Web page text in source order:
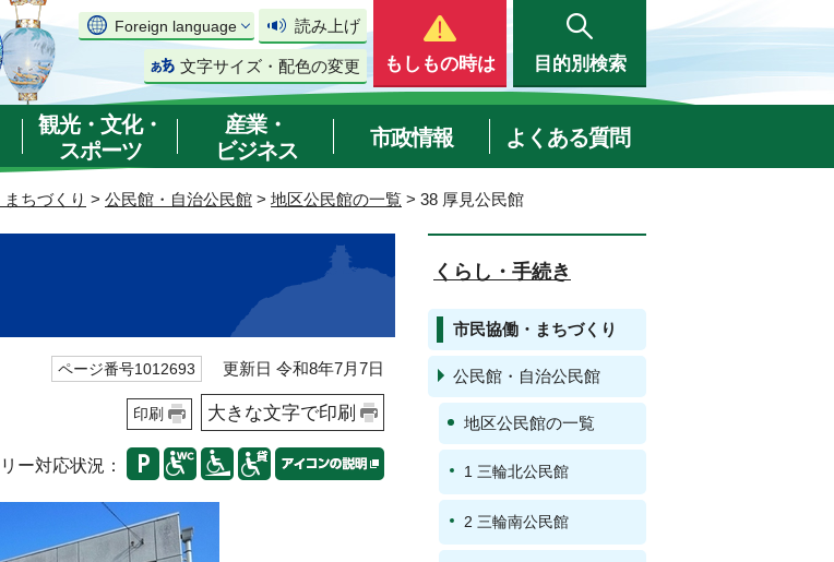
Foreign language 読み上げ
文字サイズ・配色の変更 もしもの時は 目的別検索
観光・文化・
スポーツ
産業・
ビジネス
市政情報 よくある質問
ちづくり > 公民館・自治公民館 > 地区公民館の一覧 > 38 厚見公民館
ページ番号1012693 更新日 令和8年7月7日
印刷 大きな文字で印刷
ー対応状況：
くらし・手続き
市民協働・まちづくり
公民館・自治公民館
地区公民館の一覧
1 三輪北公民館
2 三輪南公民館